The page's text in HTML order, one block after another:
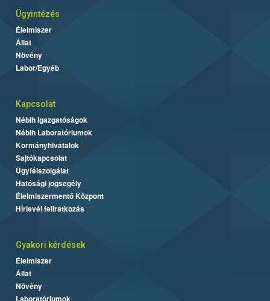
Ügyintézés
Élelmiszer
Állat
Növény
Labor/Egyéb
Kapcsolat
Nébih Igazgatóságok
Nébih Laboratóriumok
Kormányhivatalok
Sajtókapcsolat
Ügyfélszolgálat
Hatósági jogsegély
Élelmiszermentő Központ
Hírlevél feliratkozás
Gyakori kérdések
Élelmiszer
Állat
Növény
Laboratóriumok